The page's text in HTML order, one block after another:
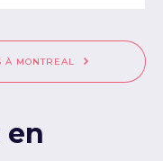
MONTREAL
en